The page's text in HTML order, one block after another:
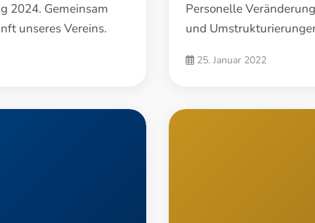
2024. Gemeinsam
unseres Vereins.
Personelle
und
25. Januar 2022